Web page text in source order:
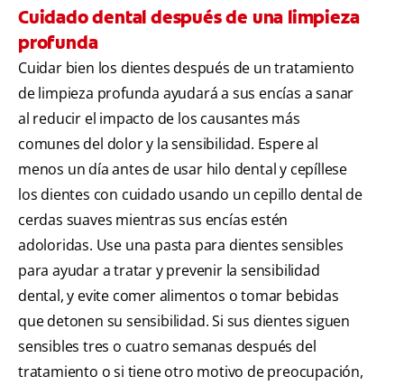
Cuidado dental después de una limpieza
profunda
Cuidar bien los dientes después de un tratamiento
de limpieza profunda ayudará a sus encías a sanar
al reducir el impacto de los causantes más
comunes del dolor y la sensibilidad. Espere al
menos un día antes de usar hilo dental y cepíllese
los dientes con cuidado usando un cepillo dental de
cerdas suaves mientras sus encías estén
adoloridas. Use una pasta para dientes sensibles
para ayudar a tratar y prevenir la sensibilidad
dental, y evite comer alimentos o tomar bebidas
que detonen su sensibilidad. Si sus dientes siguen
sensibles tres o cuatro semanas después del
tratamiento o si tiene otro motivo de preocupación,